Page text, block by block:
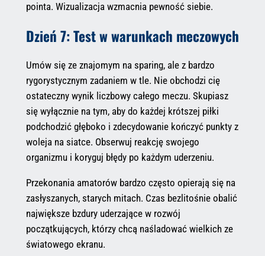
pointa. Wizualizacja wzmacnia pewność siebie.
Dzień 7: Test w warunkach meczowych
Umów się ze znajomym na sparing, ale z bardzo
rygorystycznym zadaniem w tle. Nie obchodzi cię
ostateczny wynik liczbowy całego meczu. Skupiasz
się wyłącznie na tym, aby do każdej krótszej piłki
podchodzić głęboko i zdecydowanie kończyć punkty z
woleja na siatce. Obserwuj reakcję swojego
organizmu i koryguj błędy po każdym uderzeniu.
Przekonania amatorów bardzo często opierają się na
zasłyszanych, starych mitach. Czas bezlitośnie obalić
największe bzdury uderzające w rozwój
początkujących, którzy chcą naśladować wielkich ze
światowego ekranu.